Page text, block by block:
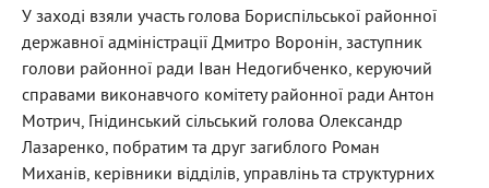
У заході взяли участь голова Бориспільської районної
державної адміністрації Дмитро Воронін, заступник
голови районної ради Іван Недогибченко, керуючий
справами виконавчого комітету районної ради Антон
Мотрич, Гнідинський сільський голова Олександр
Лазаренко, побратим та друг загиблого Роман
Миханів, керівники відділів, управлінь та структурних